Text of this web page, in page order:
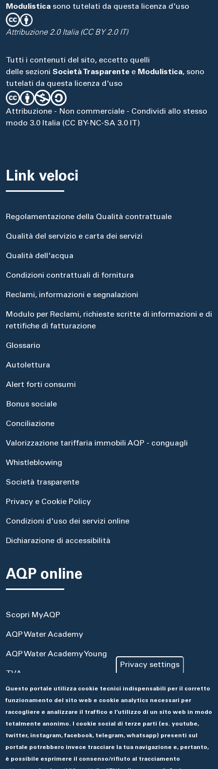
Modulistica sono tutelati da questa licenza d'uso
Attribuzione 2.0 Italia (CC BY 2.0 IT)
Tutti i contenuti del sito, eccetto quelli
delle sezioni Società Trasparente e Modulistica, sono
tutelati da questa licenza d'uso
Attribuzione - Non commerciale - Condividi allo stesso
modo 3.0 Italia (CC BY-NC-SA 3.0 IT)
Link veloci
Regolamentazione della Qualità contrattuale
Qualità del servizio e carta dei servizi
Qualità dell'acqua
Condizioni contrattuali di fornitura
Reclami, informazioni e segnalazioni
Modulo per Reclami, richieste scritte di informazioni e di
rettifiche di fatturazione
Glossario
Autolettura
Alert forti consumi
Bonus sociale
Conciliazione
Valorizzazione tariffaria immobili AQP - conguagli
Whistleblowing
Società trasparente
Privacy e Cookie Policy
Condizioni d'uso dei servizi online
Dichiarazione di accessibilità
AQP online
Scopri MyAQP
AQP Water Academy
AQP Water Academy Young
TVA
Portale Acquisti
Aseco
Privacy settings
Questo portale utilizza cookie tecnici indispensabili per il corretto
funzionamento del sito web e cookie analytics necessari per
raccogliere e analizzare il traffico e l’utilizzo di un sito web in modo
totalmente anonimo. I cookie social di terze parti (es. youtube,
twitter, instagram, facebook, telegram, whatsapp) presenti sul
portale potrebbero invece tracciare la tua navigazione e, pertanto,
è possibile esprimere il consenso/rifiuto al tracciamento